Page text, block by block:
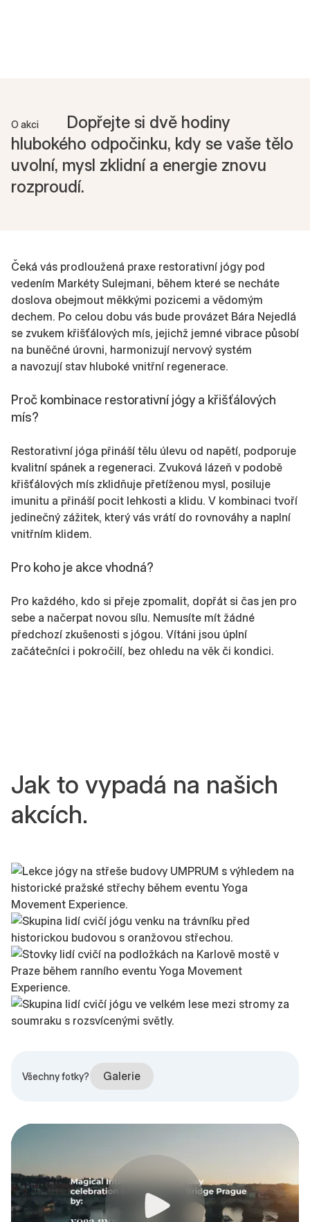
O akci
Dopřejte si dvě hodiny
hlubokého odpočinku, kdy se vaše tělo
uvolní, mysl zklidní a energie znovu
rozproudí.
Čeká vás prodloužená praxe restorativní jógy pod
vedením Markéty Sulejmani, během které se necháte
doslova obejmout měkkými pozicemi a vědomým
dechem. Po celou dobu vás bude provázet Bára Nejedlá
se zvukem křišťálových mís, jejichž jemné vibrace působí
na buněčné úrovni, harmonizují nervový systém
a navozují stav hluboké vnitřní regenerace.
Proč kombinace restorativní jógy a křišťálových
mís?
Restorativní jóga přináší tělu úlevu od napětí, podporuje
kvalitní spánek a regeneraci. Zvuková lázeň v podobě
křišťálových mís zklidňuje přetíženou mysl, posiluje
imunitu a přináší pocit lehkosti a klidu. V kombinaci tvoří
jedinečný zážitek, který vás vrátí do rovnováhy a naplní
vnitřním klidem.
Pro koho je akce vhodná?
Pro každého, kdo si přeje zpomalit, dopřát si čas jen pro
sebe a načerpat novou sílu. Nemusíte mít žádné
předchozí zkušenosti s jógou. Vítáni jsou úplní
začátečníci i pokročilí, bez ohledu na věk či kondici.
Jak to vypadá na našich
akcích.
Všechny fotky? Galerie